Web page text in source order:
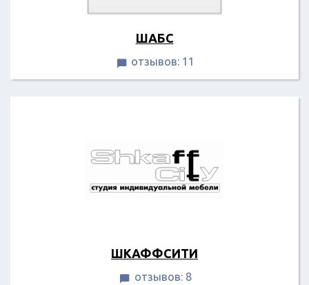
ШАБС
 отзывов: 11
ШКАФФСИТИ
 отзывов: 8